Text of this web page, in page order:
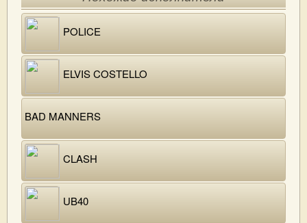
POLICE
ELVIS COSTELLO
BAD MANNERS
CLASH
UB40